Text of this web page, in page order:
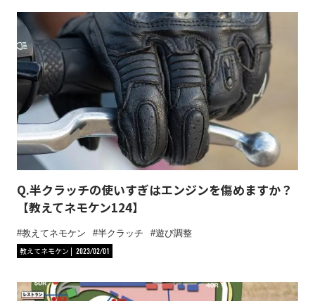
Q.半クラッチの使いすぎはエンジンを傷めますか？
【教えてネモケン124】
教えてネモケン 半クラッチ
遊び調整
教えてネモケン
2023/02/01